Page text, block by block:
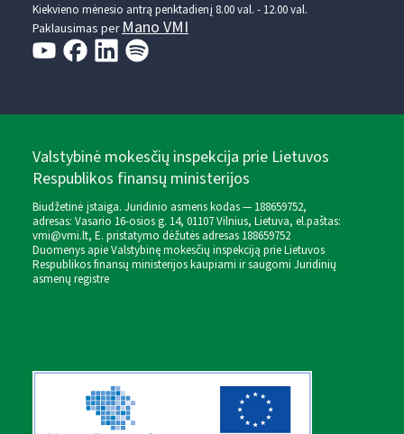
Kiekvieno mėnesio antrą penktadienį 8.00 val. - 12.00 val.
Paklausimas perMano VMI
Valstybinė mokesčių inspekcija prie Lietuvos
Respublikos finansų ministerijos
Biudžetinė įstaiga. Juridinio asmens kodas — 188659752,
adresas: Vasario 16-osios g. 14, 01107 Vilnius, Lietuva, el.paštas:
vmi@vmi.lt, E. pristatymo dėžutės adresas 188659752
Duomenys apie Valstybinę mokesčių inspekciją prie Lietuvos
Respublikos finansų ministerijos kaupiami ir saugomi Juridinių
asmenų registre